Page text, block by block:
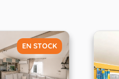
EN STOCK